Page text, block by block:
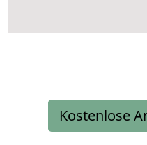
Kostenlose